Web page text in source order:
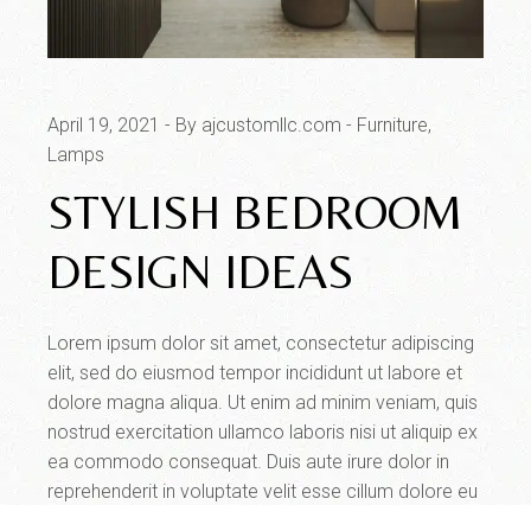
April 19, 2021 By ajcustomllc.com
Furniture
Lamps
STYLISH BEDROOM
DESIGN IDEAS
Lorem ipsum dolor sit amet, consectetur adipiscing
elit, sed do eiusmod tempor incididunt ut labore et
dolore magna aliqua. Ut enim ad minim veniam, quis
nostrud exercitation ullamco laboris nisi ut aliquip ex
ea commodo consequat. Duis aute irure dolor in
reprehenderit in voluptate velit esse cillum dolore eu